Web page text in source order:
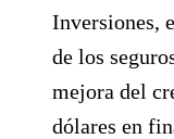
Inversiones,
de los
mejora del
dólares en